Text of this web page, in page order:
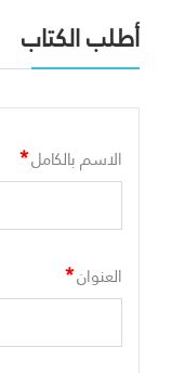
أطلب الكتاب
الاسم بالكامل*
العنوان*